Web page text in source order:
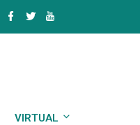
VIRTUAL